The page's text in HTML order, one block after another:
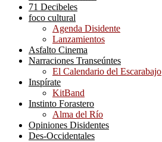
71 Decibeles
foco cultural
Agenda Disidente
Lanzamientos
Asfalto Cinema
Narraciones Transeúntes
El Calendario del Escarabajo
Inspírate
KitBand
Instinto Forastero
Alma del Río
Opiniones Disidentes
Des-Occidentales